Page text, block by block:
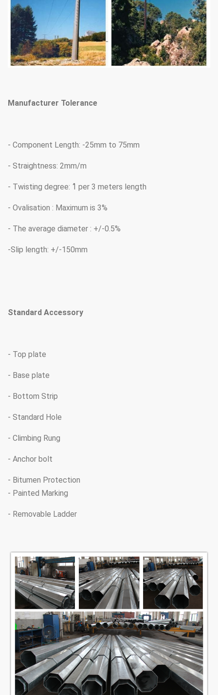
Manufacturer Tolerance
- Component Length: -25mm to 75mm
- Straightness: 2mm/m
- Twisting degree: 1̊ per 3 meters length
- Ovalisation : Maximum is 3%
- The average diameter : +/-0.5%
-Slip length: +/-150mm
Standard Accessory
- Top plate
- Base plate
- Bottom Strip
- Standard Hole
- Climbing Rung
- Anchor bolt
- Bitumen Protection
- Painted Marking
- Removable Ladder